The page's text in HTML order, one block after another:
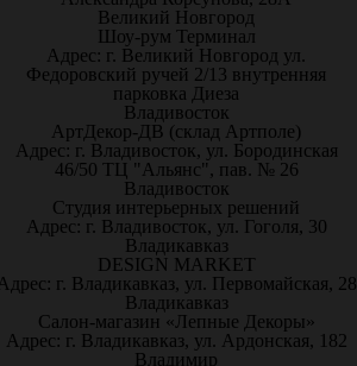
Великий Новгород
Шоу-рум Терминал
Адрес: г. Великий Новгород ул.
Федоровский ручей 2/13 внутренняя
парковка Диеза
Владивосток
АртДекор-ДВ (склад Артполе)
Адрес: г. Владивосток, ул. Бородинская
46/50 ТЦ "Альянс", пав. № 26
Владивосток
Студия интерьерных решений
Адрес: г. Владивосток, ул. Гоголя, 30
Владикавказ
DESIGN MARKET
г. Владикавказ, ул. Первомайская, 28
Владикавказ
Салон-магазин «Лепные Декоры»
Адрес: г. Владикавказ, ул. Ардонская, 182
Владимир